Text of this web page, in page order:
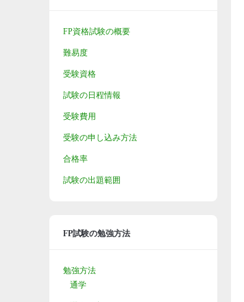
FP資格試験の概要
難易度
受験資格
試験の日程情報
受験費用
受験の申し込み方法
合格率
試験の出題範囲
FP試験の勉強方法
勉強方法
通学